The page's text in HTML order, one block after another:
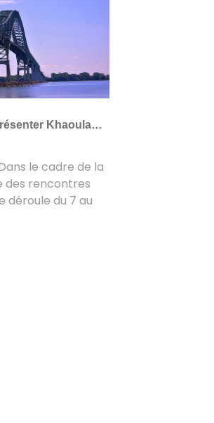
Khaoula…
le cadre de la
des rencontres
déroule du 7 au